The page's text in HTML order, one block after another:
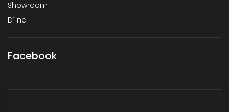
Showroom
Dílna
Facebook